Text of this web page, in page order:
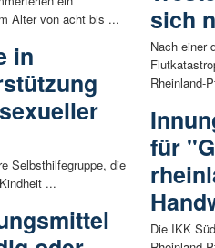
Alter von acht bis ...
in
Selbsthilfegruppe, die
...
sich
Nach einer
Rheinland-
für
Die IKK